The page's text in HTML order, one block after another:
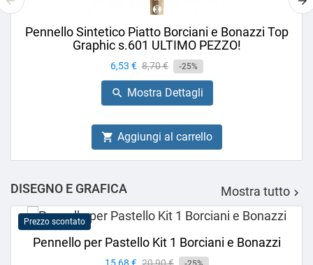
Pennello Sintetico Piatto Borciani e Bonazzi Top
Graphic s.601 ULTIMO PEZZO!
Prezzo
6,53 € Prezzo
base
8,70 € -25%
 Mostra Dettagli
 Aggiungi al carrello
DISEGNO E GRAFICA Mostra tutto 
Prezzo scontato
Pennello per Pastello Kit 1 Borciani e Bonazzi